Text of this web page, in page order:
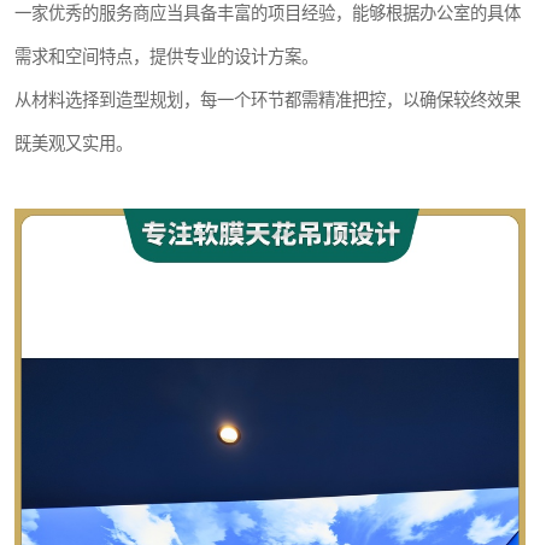
一家优秀的服务商应当具备丰富的项目经验，能够根据办公室的具体
需求和空间特点，提供专业的设计方案。
从材料选择到造型规划，每一个环节都需精准把控，以确保较终效果
既美观又实用。